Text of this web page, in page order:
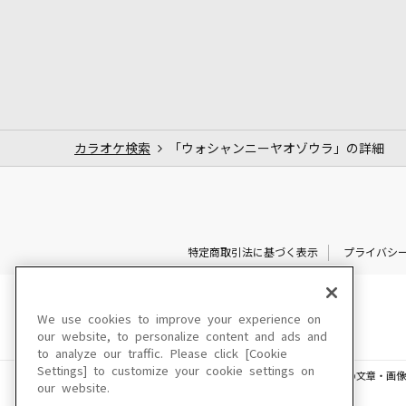
カラオケ検索 「ウォシャンニーヤオゾウラ」の詳細
特定商取引法に基づく表示 プライバシ
このサイトに掲載されている一切の文章・画
We use cookies to improve your experience on
our website, to personalize content and ads and
to analyze our traffic. Please click [Cookie
Settings] to customize your cookie settings on
our website.